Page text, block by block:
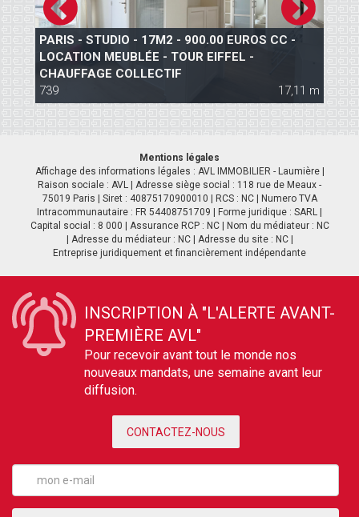
PARIS - STUDIO - 17M2 - 900.00 EUROS CC -
LOCATION MEUBLÉE - TOUR EIFFEL -
CHAUFFAGE COLLECTIF
739
17,11 m
Mentions légales
Affichage des informations légales : AVL IMMOBILIER - Laumière |
Raison sociale : AVL | Adresse siège social : 118 rue de Meaux -
75019 Paris | Siret : 40875170900010 | RCS : NC | Numero TVA
Intracommunautaire : FR 54408751709 | Forme juridique : SARL |
Capital social : 8 000 | Assurance RCP : NC | Nom du médiateur : NC
| Adresse du médiateur : NC | Adresse du site : NC |
Entreprise juridiquement et financièrement indépendante
INSCRIPTION À "L'ALERTE AVANT-
PREMIÈRE AVL"
Pour recevoir avant tout le monde nos
nouveaux mandats, une semaine avant leur
diffusion.
CONTACTEZ-NOUS